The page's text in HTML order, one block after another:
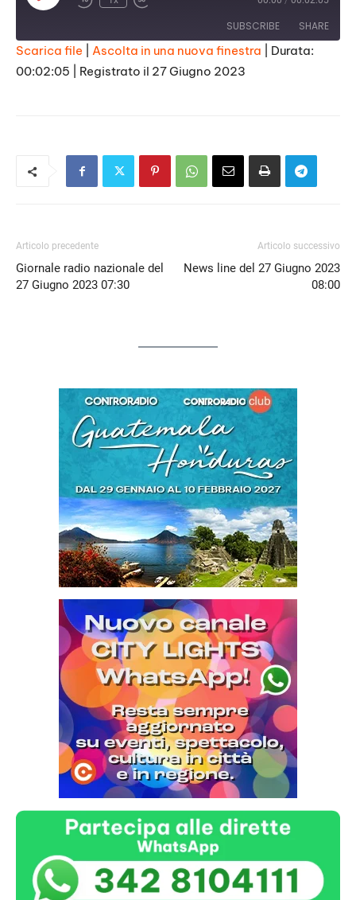
Episode
SUBSCRIBE SHARE
SHARE
Scarica file Ascolta in una nuova finestra
Durata:
00:02:05
Registrato il 27 Giugno 2023
Articolo precedente
Giornale radio nazionale del
27 Giugno 2023 07:30
Articolo successivo
News line del 27 Giugno 2023
08:00